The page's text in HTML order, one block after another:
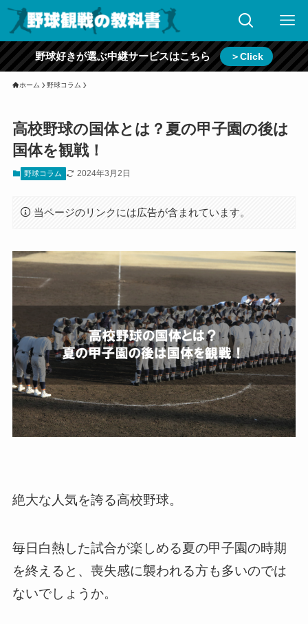
野球好きが選ぶ中継サービスはこちら ＞Click
ホーム 野球コラム
高校野球の国体とは？夏の甲子園の後は
国体を観戦！
野球コラム 2024年3月2日
当ページのリンクには広告が含まれています。
絶大な人気を誇る高校野球。
毎日白熱した試合が楽しめる夏の甲子園の時期
を終えると、喪失感に襲われる方も多いのでは
ないでしょうか。